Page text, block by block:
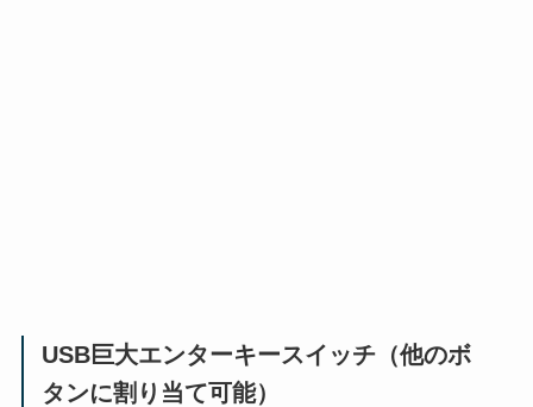
USB巨大エンターキースイッチ（他のボ
タンに割り当て可能）